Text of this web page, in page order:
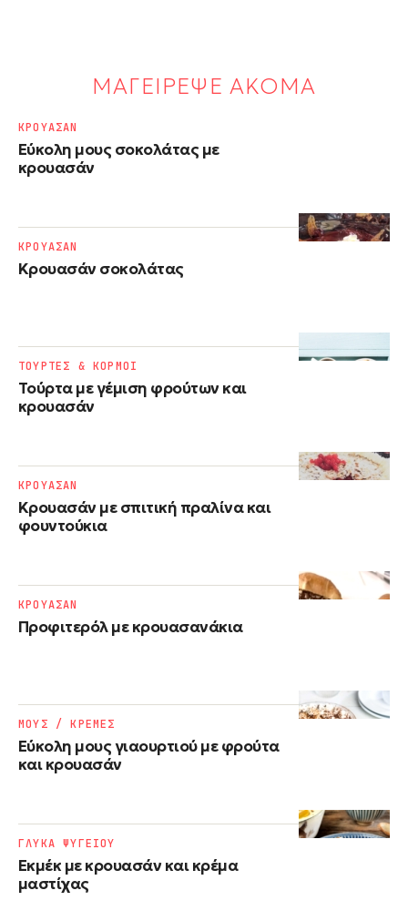
ΜΑΓΕΙΡΕΨΕ ΑΚΟΜΑ
Εύκολη μους σοκολάτας με
κρουασάν
ΚΡΟΥΑΣΑΝ
Κρουασάν σοκολάτας
ΚΡΟΥΑΣΑΝ
Τούρτα με γέμιση φρούτων και
κρουασάν
ΤΟΥΡΤΕΣ & ΚΟΡΜΟΙ
Κρουασάν με σπιτική πραλίνα και
φουντούκια
ΚΡΟΥΑΣΑΝ
Προφιτερόλ με κρουασανάκια
ΚΡΟΥΑΣΑΝ
Εύκολη μους γιαουρτιού με φρούτα
και κρουασάν
ΜΟΥΣ / ΚΡΕΜΕΣ
Εκμέκ με κρουασάν και κρέμα
μαστίχας
ΓΛΥΚΑ ΨΥΓΕΙΟΥ